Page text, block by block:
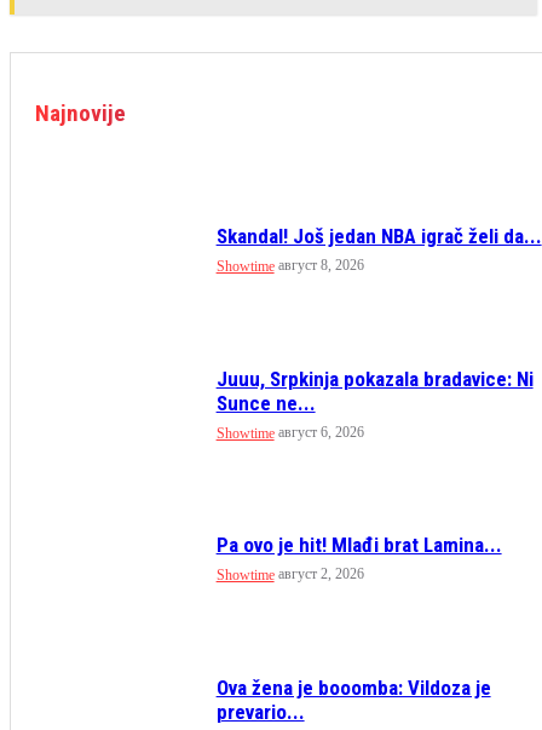
Najnovije
Skandal! Još jedan NBA igrač želi da...
Showtime август 8, 2026
Juuu, Srpkinja pokazala bradavice: Ni
Sunce ne...
Showtime август 6, 2026
Pa ovo je hit! Mlađi brat Lamina...
Showtime август 2, 2026
Ova žena je booomba: Vildoza je
prevario...